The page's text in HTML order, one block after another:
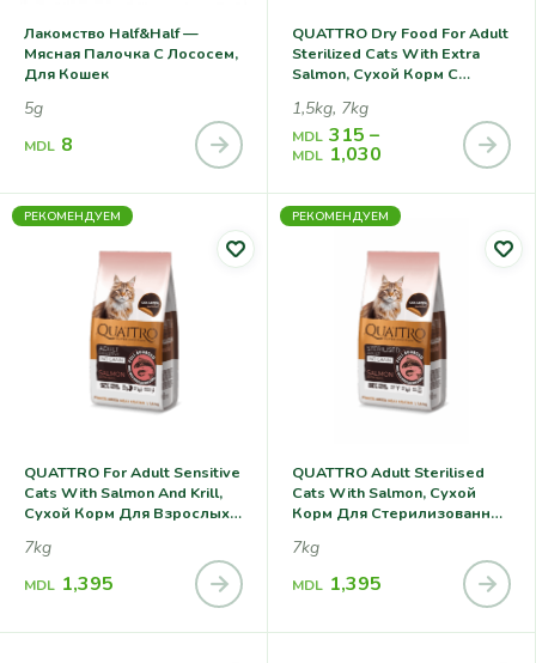
Лакомство Half&Half —
Мясная Палочка С Лососем,
Для Кошек
5g
MDL 8
QUATTRO Dry Food For Adult
Sterilized Cats With Extra
Salmon, Сухой Корм С
Стерилизованных Кошек
1,5kg, 7kg
MDL 315 –
MDL 1,030
РЕКОМЕНДУЕМ
QUATTRO For Adult Sensitive
Cats With Salmon And Krill,
Сухой Корм Для Взрослых
Пищеварением, С Лососем,
Крилем И Коллагеном.
7kg
MDL 1,395
РЕКОМЕНДУЕМ
QUATTRO Adult Sterilised
Cats With Salmon, Сухой
Корм Для Стерилизованных
7kg
MDL 1,395